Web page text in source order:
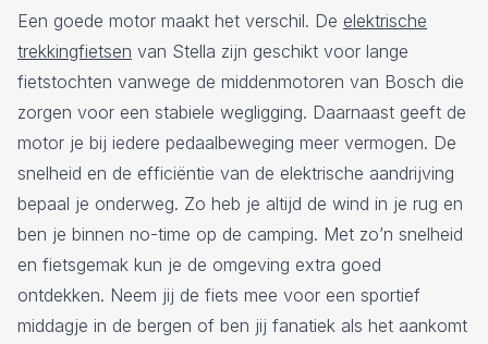
Een goede motor maakt het verschil. De elektrische
trekkingfietsen van Stella zijn geschikt voor lange
fietstochten vanwege de middenmotoren van Bosch die
zorgen voor een stabiele wegligging. Daarnaast geeft de
motor je bij iedere pedaalbeweging meer vermogen. De
snelheid en de efficiëntie van de elektrische aandrijving
bepaal je onderweg. Zo heb je altijd de wind in je rug en
ben je binnen no-time op de camping. Met zo’n snelheid
en fietsgemak kun je de omgeving extra goed
ontdekken. Neem jij de fiets mee voor een sportief
middagje in de bergen of ben jij fanatiek als het aankomt